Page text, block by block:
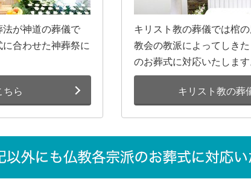
が神道の葬儀で
合わせた神葬祭に
ら
キリスト教の葬儀では棺
教会の教派によってしき
のお葬式に対応いたします
キリスト教の葬